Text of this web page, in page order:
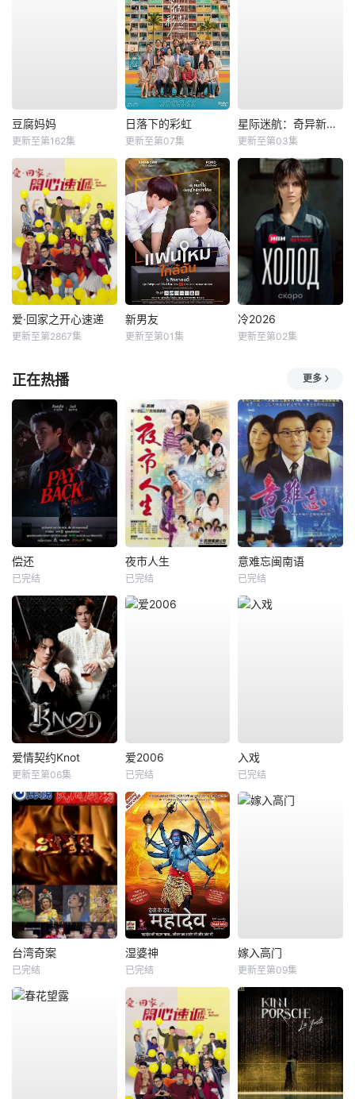
豆腐妈妈
更新至第162集
日落下的彩虹
更新至第07集
星际迷航：奇异新世界第四季
更新至第03集
爱·回家之开心速递
更新至第2867集
新男友
更新至第01集
冷2026
更新至第02集
正在热播 更多
偿还
已完结
夜市人生
已完结
意难忘闽南语
已完结
爱情契约Knot
更新至第06集
爱2006
已完结
入戏
已完结
台湾奇案
已完结
湿婆神
已完结
嫁入高门
更新至第09集